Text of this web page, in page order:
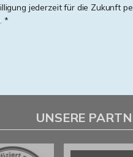
jederzeit für die Zukunft
*
UNSERE